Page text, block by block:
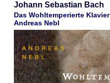
Johann Sebastian Bach
Das Wohltemperierte Klavier
Andreas Nebl